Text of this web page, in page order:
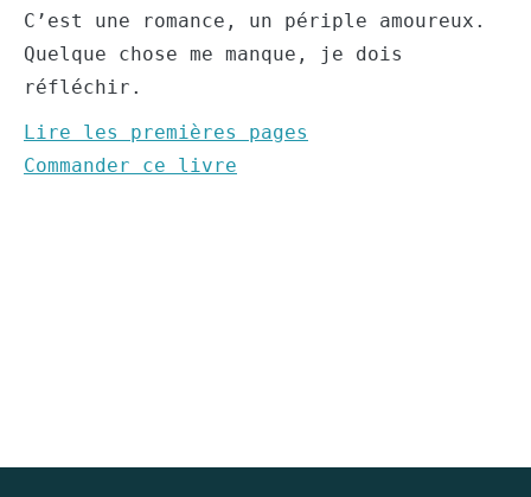
C’est une romance, un périple amoureux.
Quelque chose me manque, je dois
réfléchir.
Lire les premières pages
Commander ce livre